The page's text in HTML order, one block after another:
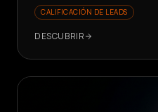
CALIFICACIÓN DE LEADS
DESCUBRIR